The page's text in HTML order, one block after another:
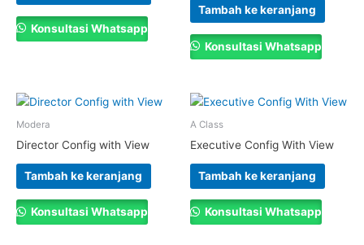
Konsultasi Whatsapp
Tambah ke keranjang
Konsultasi Whatsapp
Modera
Director Config with View
Tambah ke keranjang
Konsultasi Whatsapp
A Class
Executive Config With View
Tambah ke keranjang
Konsultasi Whatsapp